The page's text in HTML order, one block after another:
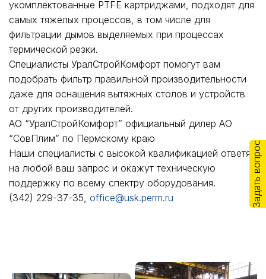
укомплектованные PTFE картриджами, подходят для
самых тяжелых процессов, в том числе для
фильтрации дымов выделяемых при процессах
термической резки.
Специалисты УралСтройКомфорт помогут вам
подобрать фильтр правильной производительности
даже для оснащения вытяжных столов и устройств
от других производителей.
АО “УралСтройКомфорт” официальный дилер АО
“СовПлим” по Пермскому краю
Наши специалисты с высокой квалификацией ответят
на любой ваш запрос и окажут техническую
поддержку по всему спектру оборудования.
(342) 229-37-35, office@usk.perm.ru Задать вопрос